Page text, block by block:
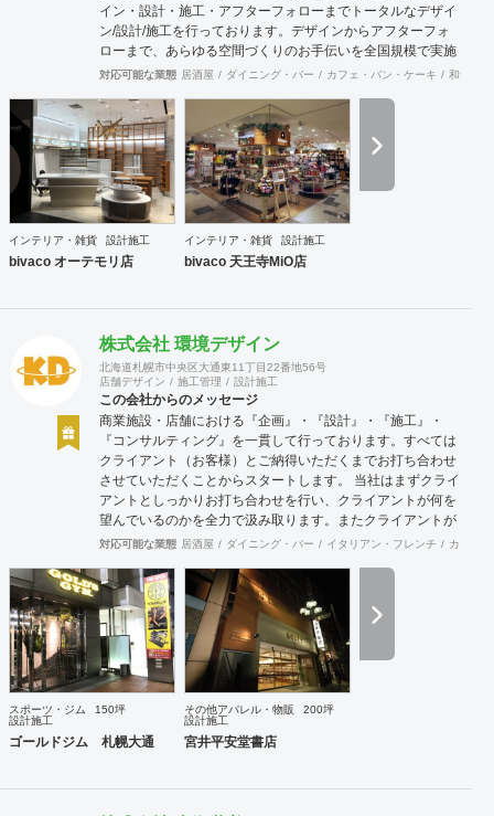
イン・設計・施工・アフターフォローまでトータルなデザイ
ン/設計/施工を行っております。デザインからアフターフォ
ローまで、あらゆる空間づくりのお手伝いを全国規模で実施
できます。上海にもオフィスがございますので、中国での実
対応可能な業態 居酒屋 ダイニング・バー カフェ・パン・ケーキ 和食・
インテリア・雑貨 設計施工
bivaco オーテモリ店
インテリア・雑貨 設計施工
bivaco 天王寺MiO店
株式会社 環境デザイン
北海道札幌市中央区大通東11丁目22番地56号
店舗デザイン
施工管理 設計施工
この会社からのメッセージ
商業施設・店舗における『企画』・『設計』・『施工』・
『コンサルティング』を一貫して行っております。すべては
クライアント（お客様）とご納得いただくまでお打ち合わせ
させていただくことからスタートします。 当社はまずクライ
アントとしっかりお打ち合わせを行い、クライアントが何を
望んでいるのかを全力で汲み取ります。またクライアントが
思い描いていることをどのように表現していいのかお困りの
培ってきた当社ならではのノウハウでご提案いたします。
対応可能な業態 居酒屋 ダイニング・バー イタリアン・フレンチ カフェ
スポーツ・ジム
150坪
設計施工
ゴールドジム 札幌大通
その他アパレル・物販
200坪
設計施工
宮井平安堂書店